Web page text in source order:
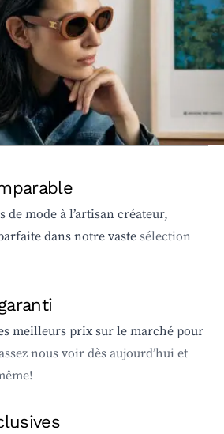
de mode à l’artisan créateur,
dans notre vastesélection
meilleurs prix sur le marché pour
nous voir dès aujourd’hui et